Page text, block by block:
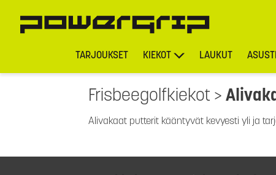
TARJOUKSET KIEKOT LAUKUT
Frisbeegolfkiekot >
Alivakaat putterit kääntyvät kevyesti yli ja